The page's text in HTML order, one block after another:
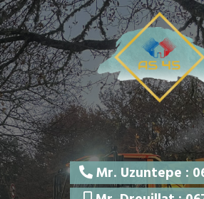
Mr. Uzuntepe :